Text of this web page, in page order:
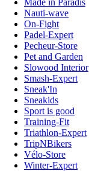
Nauti-wave
On-Fight
Padel-Expert
Pecheur-Store
Pet and Garden
Slowood Interior
Smash-Expert
Sneak'In
Sneakids
Sport is good
Training-Fit
Triathlon-Expert
TripNBikers
Vélo-Store
Winter-Expert